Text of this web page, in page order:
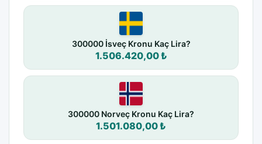
300000 İsveç Kronu Kaç Lira?
1.506.420,00 ₺
300000 Norveç Kronu Kaç Lira?
1.501.080,00 ₺